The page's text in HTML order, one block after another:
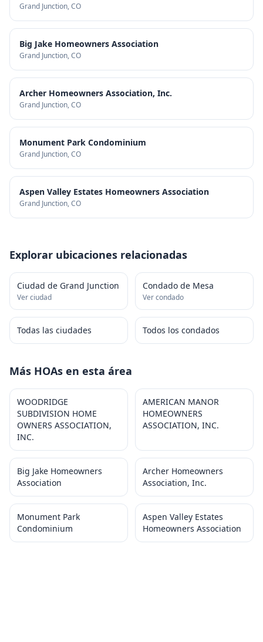
Grand Junction, CO
Big Jake Homeowners Association
Grand Junction, CO
Archer Homeowners Association, Inc.
Grand Junction, CO
Monument Park Condominium
Grand Junction, CO
Aspen Valley Estates Homeowners Association
Grand Junction, CO
Explorar ubicaciones relacionadas
Ciudad de Grand Junction
Ver ciudad
Condado de Mesa
Ver condado
Todas las ciudades Todos los condados
Más HOAs en esta área
WOODRIDGE
SUBDIVISION HOME
OWNERS ASSOCIATION,
INC.
AMERICAN MANOR
HOMEOWNERS
ASSOCIATION, INC.
Big Jake Homeowners
Association
Archer Homeowners
Association, Inc.
Monument Park
Condominium
Aspen Valley Estates
Homeowners Association